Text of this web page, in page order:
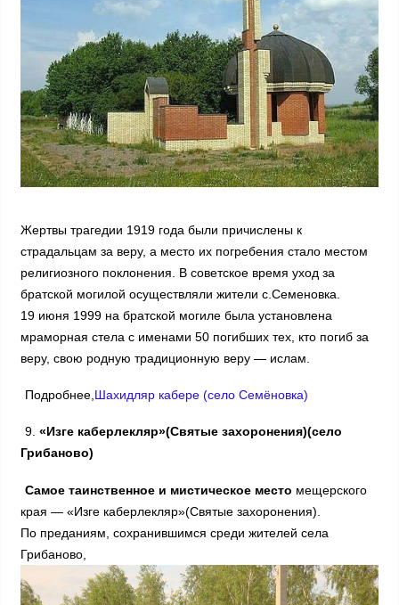
Жертвы трагедии 1919 года были причислены к
страдальцам за веру, а место их погребения стало местом
религиозного поклонения. В советское время уход за
братской могилой осуществляли жители с.Семеновка.
19 июня 1999 на братской могиле была установлена
мраморная стела с именами 50 погибших тех, кто погиб за
веру, свою родную традиционную веру — ислам.
Подробнее, Шахидляр кабере (село Семёновка)
9. «Изге каберлекляр»(Святые захоронения)(село
Грибаново)
Самое таинственное и мистическое место мещерского
края — «Изге каберлекляр»(Святые захоронения).
По преданиям, сохранившимся среди жителей села
Грибаново,